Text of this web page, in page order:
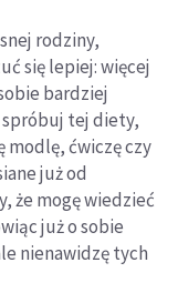
rodziny,
się lepiej: więcej
bardziej
spróbuj tej diety,
modlę, ćwiczę czy
już od
że mogę wiedzieć
już o sobie
nienawidzę tych